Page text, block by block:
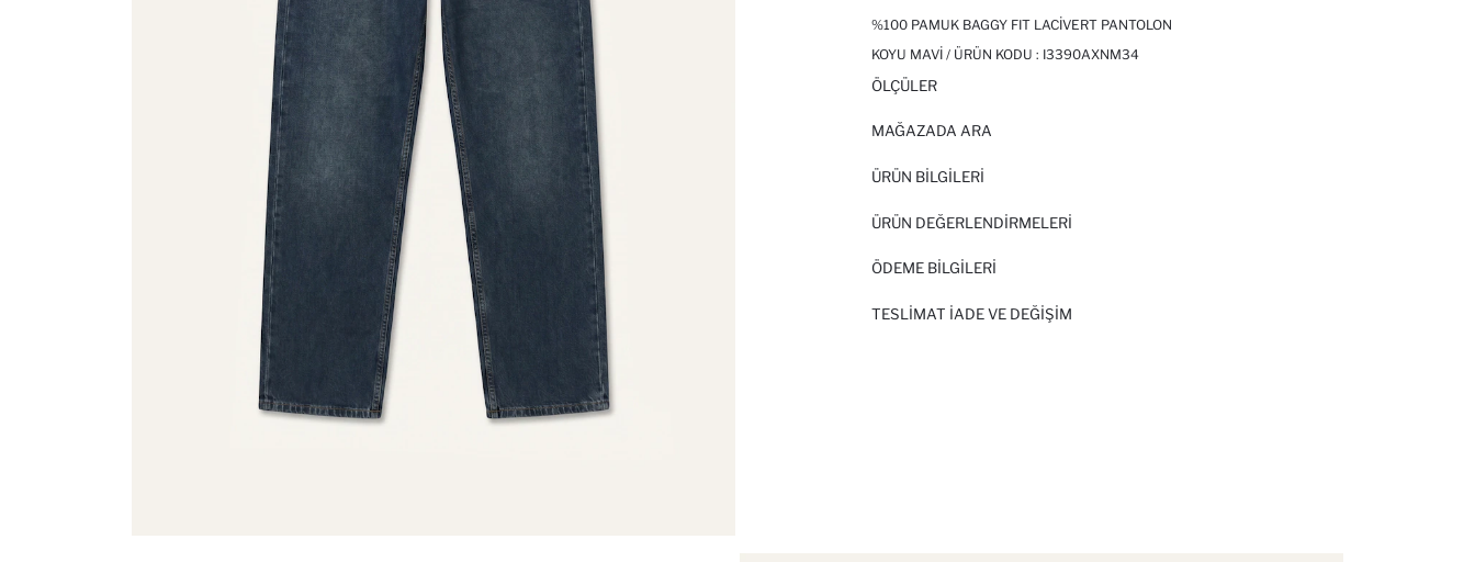
%100 PAMUK BAGGY FIT LACIVERT PANTOLON
KOYU MAVI / ÜRÜN KODU : I3390AXNM34
ÖLÇÜLER
MAĞAZADA ARA
ÜRÜN BILGILERI
ÜRÜN DEĞERLENDİRMELERİ
ÖDEME BİLGİLERİ
TESLIMAT İADE VE DEĞIŞIM